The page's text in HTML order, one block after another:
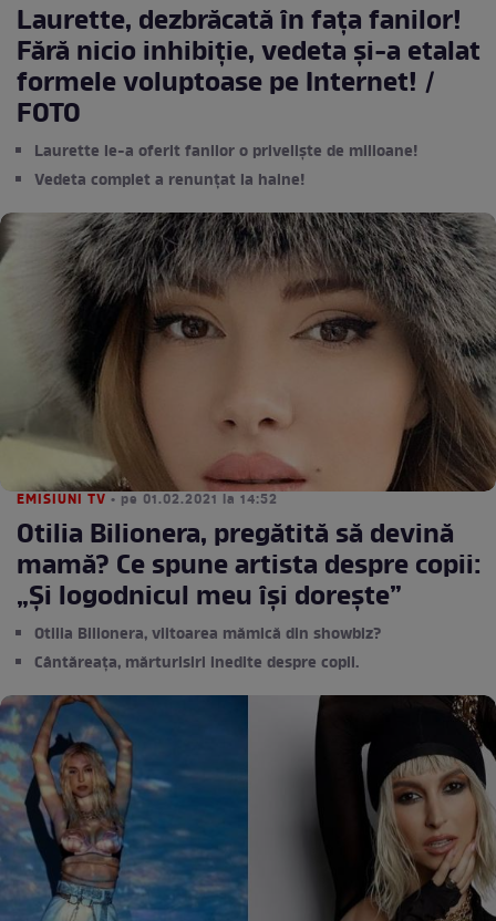
Laurette, dezbrăcată în fața fanilor!
Fără nicio inhibiție, vedeta și-a etalat
formele voluptoase pe Internet! /
FOTO
Laurette le-a oferit fanilor o priveliște de milioane!
Vedeta complet a renunțat la haine!
EMISIUNI TV • pe 01.02.2021 la 14:52
Otilia Bilionera, pregătită să devină
mamă? Ce spune artista despre copii:
„Și logodnicul meu își dorește”
Otilia Bilionera, viitoarea mămică din showbiz?
Cântăreața, mărturisiri inedite despre copii.